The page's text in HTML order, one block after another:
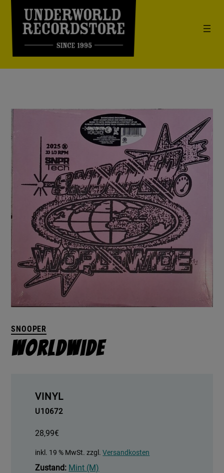
SNOOPER
Worldwide
VINYL
U10672
28,99€
inkl. 19 % MwSt. zzgl.Versandkosten
Zustand: Mint (M)